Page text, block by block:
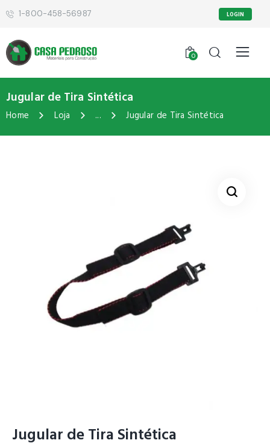
1-800-458-56987 LOGIN
0
Jugular de Tira Sintética
Home Loja ... Jugular de Tira Sintética
Jugular de Tira Sintética